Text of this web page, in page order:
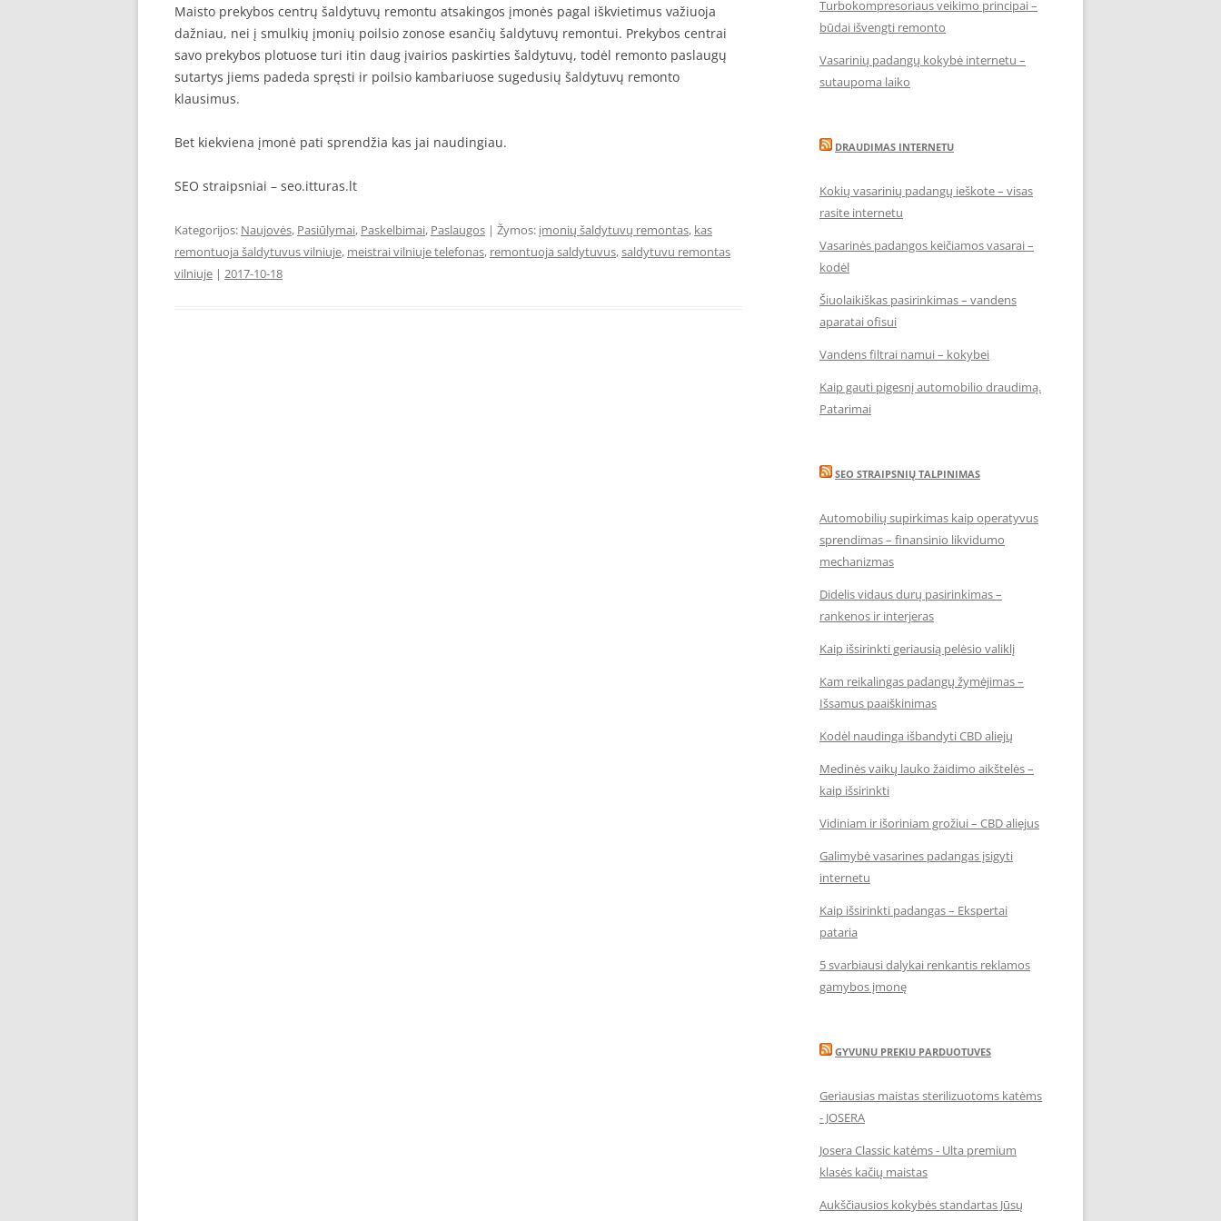
Maisto prekybos centrų šaldytuvų remontu atsakingos įmonės pagal iškvietimus važiuoja
dažniau, nei į smulkių įmonių poilsio zonose esančių šaldytuvų remontui. Prekybos centrai
savo prekybos plotuose turi itin daug įvairios paskirties šaldytuvų, todėl remonto paslaugų
sutartys jiems padeda spręsti ir poilsio kambariuose sugedusių šaldytuvų remonto
klausimus.
Bet kiekviena įmonė pati sprendžia kas jai naudingiau.
SEO straipsniai – seo.itturas.lt
Kategorijos: Naujovės, Pasiūlymai, Paskelbimai, Paslaugos | Žymos: įmonių šaldytuvų remontas, kas
remontuoja šaldytuvus vilniuje, meistrai vilniuje telefonas, remontuoja saldytuvus,saldytuvu remontas
vilniuje | 2017-10-18
Turbokompresoriaus veikimo principai –
būdai išvengti remonto
Vasarinių padangų kokybė internetu –
sutaupoma laiko
DRAUDIMAS INTERNETU
Kokių vasarinių padangų ieškote – visas
rasite internetu
Vasarinės padangos keičiamos vasarai –
kodėl
Šiuolaikiškas pasirinkimas – vandens
aparatai ofisui
Vandens filtrai namui – kokybei
Kaip gauti pigesnį automobilio draudimą.
Patarimai
SEO STRAIPSNIŲ TALPINIMAS
Automobilių supirkimas kaip operatyvus
sprendimas – finansinio likvidumo
mechanizmas
Didelis vidaus durų pasirinkimas –
rankenos ir interjeras
Kaip išsirinkti geriausią pelėsio valiklį
Kam reikalingas padangų žymėjimas –
Išsamus paaiškinimas
Kodėl naudinga išbandyti CBD aliejų
Medinės vaikų lauko žaidimo aikštelės –
kaip išsirinkti
Vidiniam ir išoriniam grožiui – CBD aliejus
Galimybė vasarines padangas įsigyti
internetu
Kaip išsirinkti padangas – Ekspertai
pataria
5 svarbiausi dalykai renkantis reklamos
gamybos įmonę
GYVUNU PREKIU PARDUOTUVES
Geriausias maistas sterilizuotoms katėms
- JOSERA
Josera Classic katėms - Ulta premium
klasės kačių maistas
Aukščiausios kokybės standartas Jūsų